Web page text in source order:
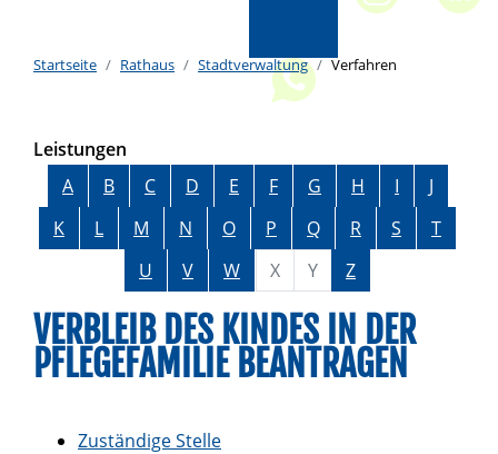
Startseite Rathaus Stadtverwaltung Verfahren
Leistungen
Alphabetisches Register überspringen
A B C D E F G H I
J
K
L M N O P Q R S
T
U
V W X Y Z
VERBLEIB DES KINDES IN DER
PFLEGEFAMILIE BEANTRAGEN
Zuständige Stelle